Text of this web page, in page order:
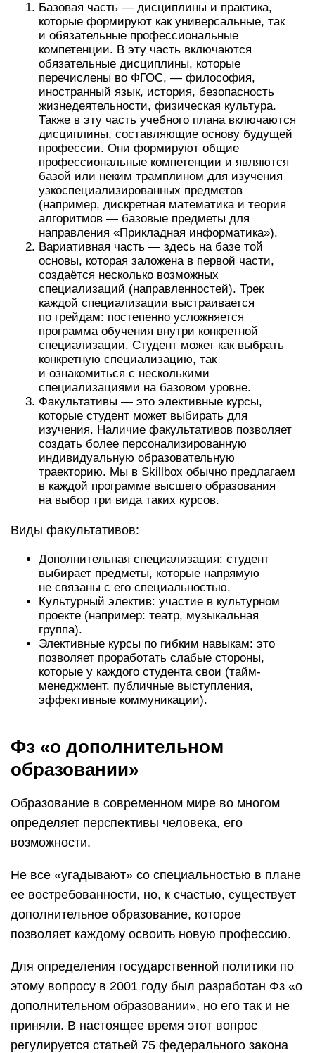
Базовая часть — дисциплины и практика,
которые формируют как универсальные, так
и обязательные профессиональные
компетенции. В эту часть включаются
обязательные дисциплины, которые
перечислены во ФГОС, — философия,
иностранный язык, история, безопасность
жизнедеятельности, физическая культура.
Также в эту часть учебного плана включаются
дисциплины, составляющие основу будущей
профессии. Они формируют общие
профессиональные компетенции и являются
базой или неким трамплином для изучения
узкоспециализированных предметов
(например, дискретная математика и теория
алгоритмов — базовые предметы для
направления «Прикладная информатика»).
Вариативная часть — здесь на базе той
основы, которая заложена в первой части,
создаётся несколько возможных
специализаций (направленностей). Трек
каждой специализации выстраивается
по грейдам: постепенно усложняется
программа обучения внутри конкретной
специализации. Студент может как выбрать
конкретную специализацию, так
и ознакомиться с несколькими
специализациями на базовом уровне.
Факультативы — это элективные курсы,
которые студент может выбирать для
изучения. Наличие факультативов позволяет
создать более персонализированную
индивидуальную образовательную
траекторию. Мы в Skillbox обычно предлагаем
в каждой программе высшего образования
на выбор три вида таких курсов.
Виды факультативов:
Дополнительная специализация: студент
выбирает предметы, которые напрямую
не связаны с его специальностью.
Культурный электив: участие в культурном
проекте (например: театр, музыкальная
группа).
Элективные курсы по гибким навыкам: это
позволяет проработать слабые стороны,
которые у каждого студента свои (тайм-
менеджмент, публичные выступления,
эффективные коммуникации).
Фз «о дополнительном
образовании»
Образование в современном мире во многом
определяет перспективы человека, его
возможности.
Не все «угадывают» со специальностью в плане
ее востребованности, но, к счастью, существует
дополнительное образование, которое
позволяет каждому освоить новую профессию.
Для определения государственной политики по
этому вопросу в 2001 году был разработан Фз «о
дополнительном образовании», но его так и не
приняли. В настоящее время этот вопрос
регулируется статьей 75 федерального закона